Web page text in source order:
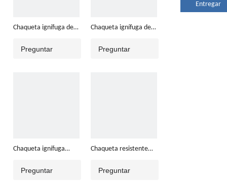
Chaqueta ignífuga de
Preguntar
Chaqueta ignífuga de
Preguntar
Chaqueta ignífuga
Preguntar
Chaqueta resistente
Preguntar
Entregar